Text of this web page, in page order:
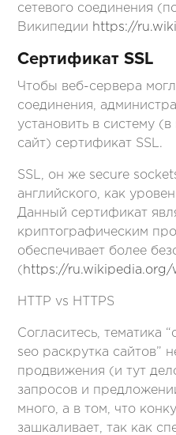
сетевого соединения
Википедии https://
Сертификат SSL
Чтобы веб-сервера
соединения,
установить в систему
сайт) сертификат SSL.
SSL, он же secure
английского, как
Данный сертификат
криптографическим
обеспечивает более
( https://ru.wikipedia.org/
HTTP vs HTTPS
Согласитесь, тематика
seo раскрутка сайтов”
продвижения (и тут
запросов и
много, а в том, что
зашкаливает, так как